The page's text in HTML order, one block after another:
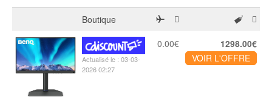
Boutique
Actualisé le : 03-03-
2026 02:27
0.00€
1298.00€
VOIR L'OFFRE